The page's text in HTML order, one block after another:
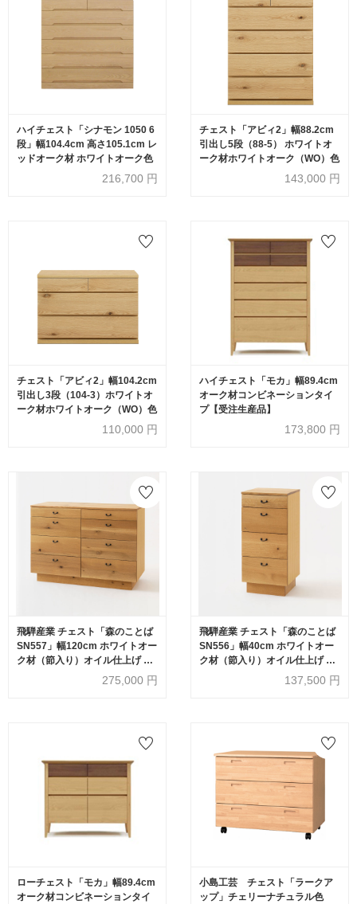
ハイチェスト「シナモン 1050 6
段」幅104.4cm 高さ105.1cm レ
ッドオーク材 ホワイトオーク色
216,700 円
チェスト「アビィ2」幅88.2cm
引出し5段（88-5） ホワイトオ
ーク材ホワイトオーク（WO）色
143,000 円
チェスト「アビィ2」幅104.2cm
引出し3段（104-3）ホワイトオ
ーク材ホワイトオーク（WO）色
110,000 円
ハイチェスト「モカ」幅89.4cm
オーク材コンビネーションタイ
プ【受注生産品】
173,800 円
飛騨産業 チェスト「森のことば
SN557」幅120cm ホワイトオー
ク材（節入り）オイル仕上げ OF
275,000 円
飛騨産業 チェスト「森のことば
SN556」幅40cm ホワイトオー
ク材（節入り）オイル仕上げ OF
137,500 円
ローチェスト「モカ」幅89.4cm
オーク材コンビネーションタイ
小島工芸 チェスト「ラークア
ップ」チェリーナチュラル色